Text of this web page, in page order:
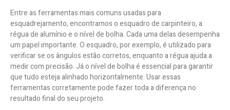
Entre as ferramentas mais comuns usadas para
esquadrejamento, encontramos o esquadro de carpinteiro, a
régua de alumínio e o nível de bolha. Cada uma delas desempenha
um papel importante. O esquadro, por exemplo, é utilizado para
verificar se os ângulos estão corretos, enquanto a régua ajuda a
medir com precisão. Já o nível de bolha é essencial para garantir
que tudo esteja alinhado horizontalmente. Usar essas
ferramentas corretamente pode fazer toda a diferença no
resultado final do seu projeto.